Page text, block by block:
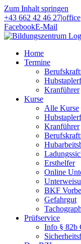
Zum Inhalt springen
+43 662 42 46 27|
FacebookE-Mail
Home
Termine
Kranführer
Kurse
Alle Kurse
Kranführer
Ersthelfer
Online
BKF
Gefahrgut
Tachograph
Prüfservice
Info § 82b